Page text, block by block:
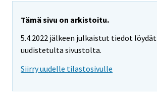
Tämä sivu on arkistoitu.
5.4.2022 jälkeen julkaistut tiedot löydät
uudistetulta sivustolta.
Siirry uudelle tilastosivulle